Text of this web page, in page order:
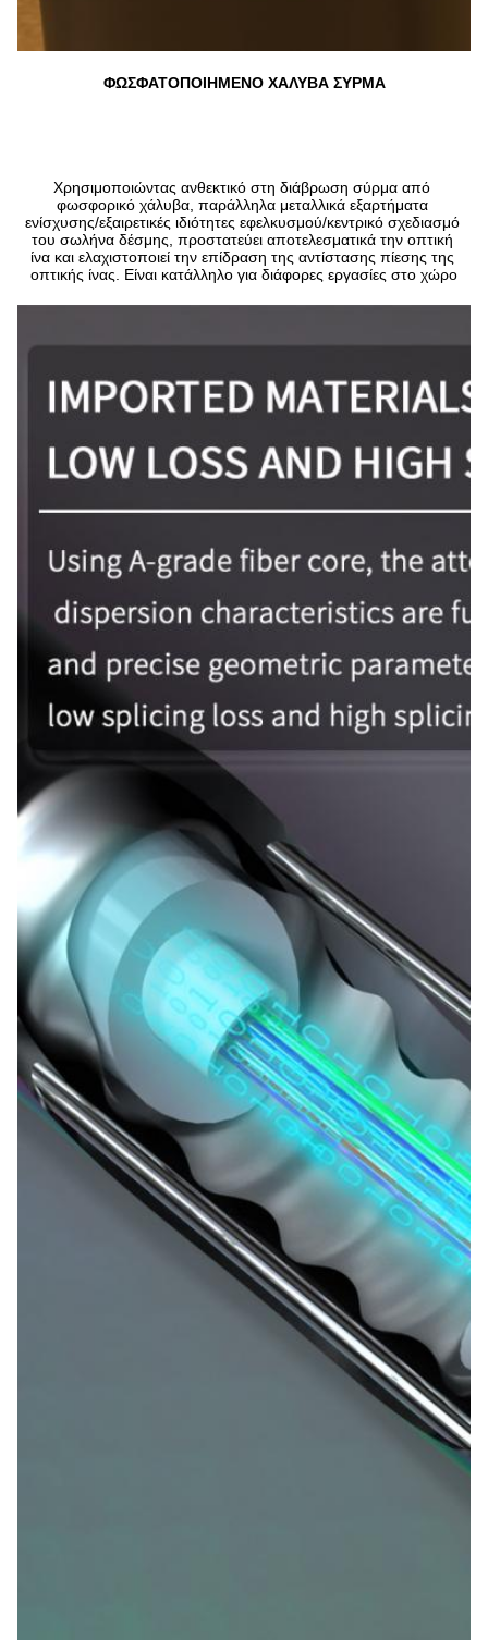
ΦΩΣΦΑΤΟΠΟΙΗΜΕΝΟ ΧΑΛΥΒΑ ΣΥΡΜΑ
Χρησιμοποιώντας ανθεκτικό στη διάβρωση σύρμα από
φωσφορικό χάλυβα, παράλληλα μεταλλικά εξαρτήματα
ενίσχυσης/εξαιρετικές ιδιότητες εφελκυσμού/κεντρικό σχεδιασμό
του σωλήνα δέσμης, προστατεύει αποτελεσματικά την οπτική
ίνα και ελαχιστοποιεί την επίδραση της αντίστασης πίεσης της
οπτικής ίνας. Είναι κατάλληλο για διάφορες εργασίες στο χώρο